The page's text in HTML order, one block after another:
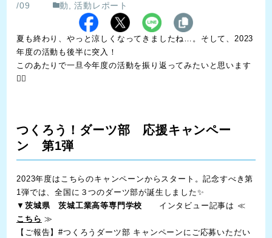
/09
動
,活動レポート
夏も終わり、やっと涼しくなってきましたね…。そして、2023
年度の活動も後半に突入！
このあたりで一旦今年度の活動を振り返ってみたいと思います
🙋‍♀️
つくろう！ダーツ部 応援キャンペー
ン 第1弾
2023年度はこちらのキャンペーンからスタート。記念すべき第
1弾では、全国に３つのダーツ部が誕生しました✨
▼茨城県 茨城工業高等専門学校 インタビュー記事は ≪
こちら ≫
【ご報告】#つくろうダーツ部 キャンペーンにご応募いただい